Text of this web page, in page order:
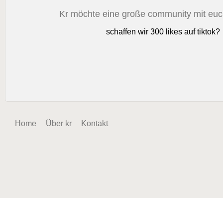
Kr möchte eine große community mit
schaffen wir 300 likes auf tiktok?
Home Über kr Kontakt